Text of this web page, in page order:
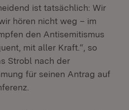
ist tatsächlich: Wir
hören nicht weg – im
den Antisemitismus
mit aller Kraft.“, so
Strobl nach der
für seinen Antrag auf